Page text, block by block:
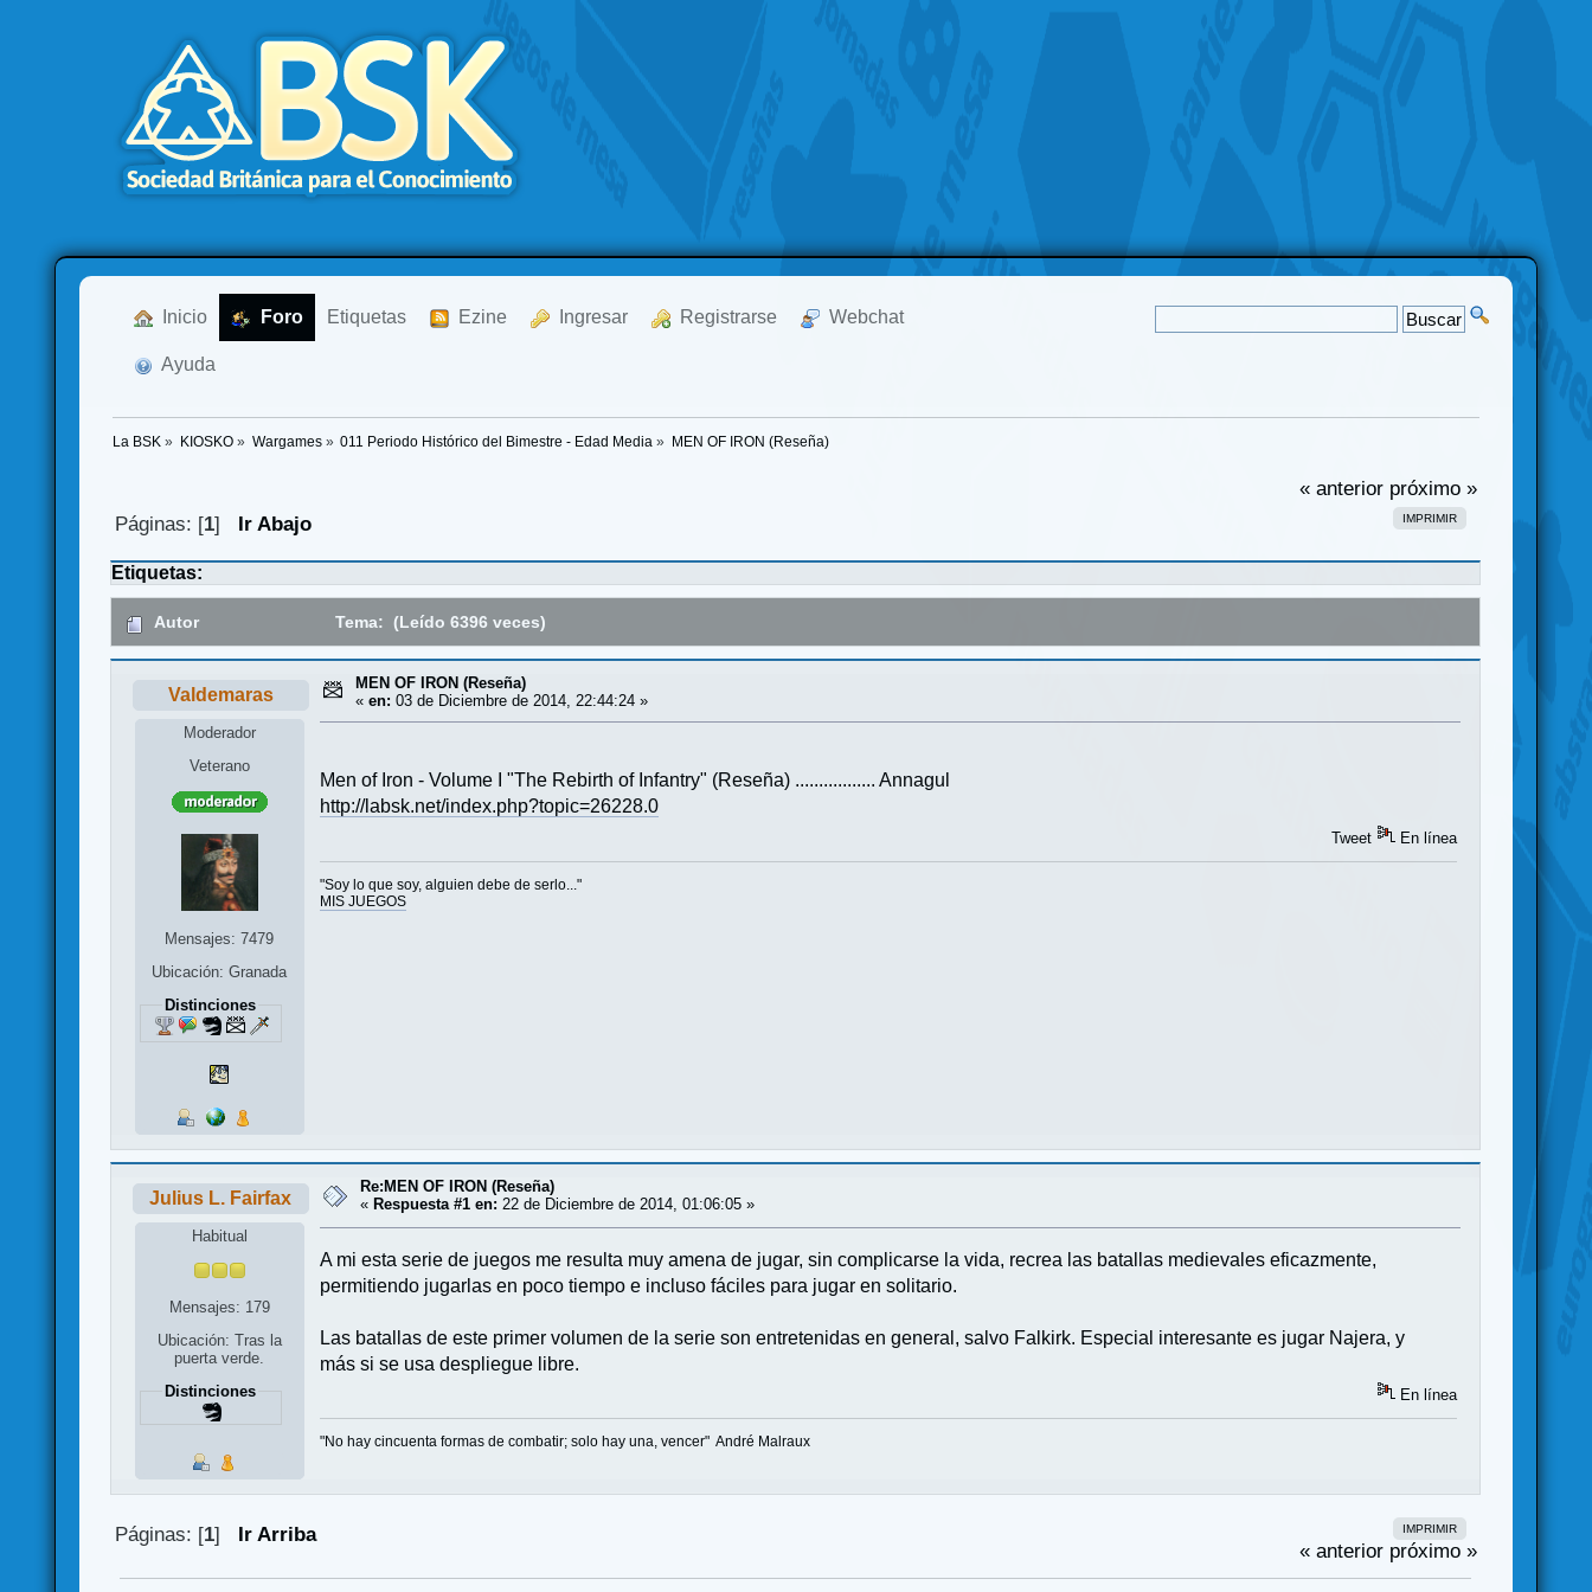
Inicio Foro Etiquetas Ezine Ingresar Registrarse Webchat
Ayuda
La BSK » KIOSKO» Wargames» 011 Periodo Histórico del Bimestre - Edad Media » MEN OF IRON (Reseña)
« anterior próximo »
IMPRIMIR
Páginas: [1] Ir Abajo
Etiquetas:
Autor Tema: (Leído 6396 veces)
Valdemaras
Moderador
Veterano
Mensajes: 7479
Ubicación: Granada
Distinciones
MEN OF IRON (Reseña)
«en: 03 de Diciembre de 2014, 22:44:24 »
Men of Iron - Volume I "The Rebirth of Infantry" (Reseña) ................. Annagul
http://labsk.net/index.php?topic=26228.0
Tweet En línea
"Soy lo que soy, alguien debe de serlo..."
MIS JUEGOS
Julius L. Fairfax
Habitual
Mensajes: 179
Ubicación: Tras la
puerta verde.
Distinciones
Re:MEN OF IRON (Reseña)
« Respuesta #1 en: 22 de Diciembre de 2014, 01:06:05 »
A mi esta serie de juegos me resulta muy amena de jugar, sin complicarse la vida, recrea las batallas medievales eficazmente,
permitiendo jugarlas en poco tiempo e incluso fáciles para jugar en solitario.
Las batallas de este primer volumen de la serie son entretenidas en general, salvo Falkirk. Especial interesante es jugar Najera, y
más si se usa despliegue libre.
En línea
"No hay cincuenta formas de combatir; solo hay una, vencer" André Malraux
IMPRIMIR
Páginas: [1] Ir Arriba
« anterior próximo »